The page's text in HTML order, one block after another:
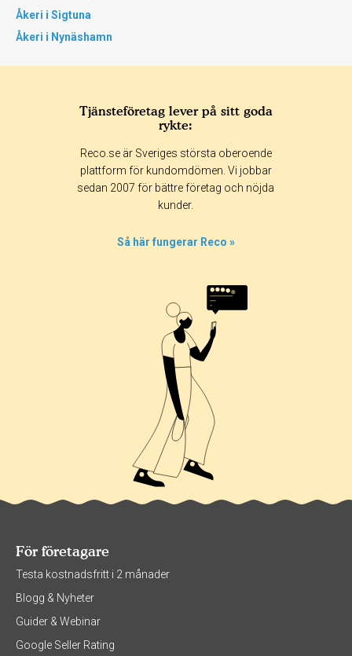
Åkeri i Sigtuna
Åkeri i Nynäshamn
Tjänsteföretag lever på sitt goda
rykte:
Reco.se är Sveriges största oberoende
plattform för kundomdömen. Vi jobbar
sedan 2007 för bättre företag och nöjda
kunder.
Så här fungerar Reco »
För företagare
Testa kostnadsfritt i 2 månader
Blogg & Nyheter
Guider & Webinar
Google Seller Rating